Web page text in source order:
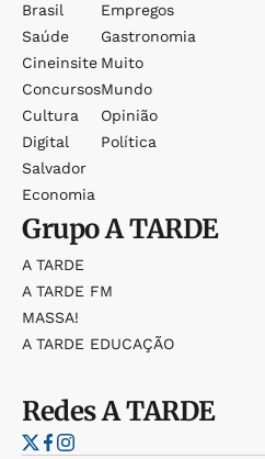
Brasil
Saúde
Cineinsite
Concursos
Cultura
Digital
Salvador
Economia
Empregos
Gastronomia
Muito
Mundo
Opinião
Política
GrupoA TARDE
A TARDE
A TARDE FM
MASSA!
A TARDE EDUCAÇÃO
RedesA TARDE